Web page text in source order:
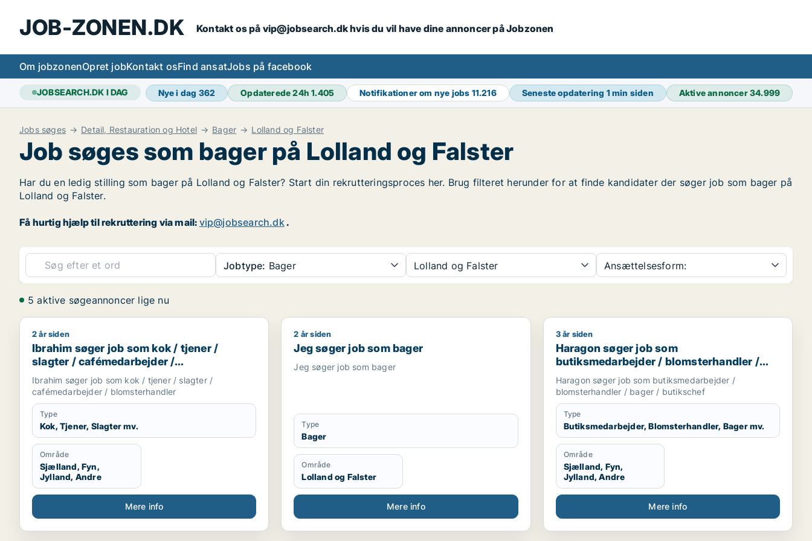
JOB-ZONEN.DK Kontakt os på vip@jobsearch.dk hvis du vil have dine annoncer på Jobzonen
Om jobzonenOpret jobKontakt osFind ansatJobs på facebook
JOBSEARCH.DK I DAG Nye i dag 362 Opdaterede 24h1.405 Notifikationer om nye jobs 11.216 Seneste opdatering 1 min siden Aktive annoncer34.999
Jobs søges Detail, Restauration og Hotel Bager Lolland og Falster
Job søges som bager på Lolland og Falster
Har du en ledig stilling som bager på Lolland og Falster? Start din rekrutteringsproces her. Brug filteret herunder for at finde kandidater der søger job som bager på
Lolland og Falster.
Få hurtig hjælp til rekruttering via mail: vip@jobsearch.dk.
Jobtype: Bager Lolland og Falster Ansættelsesform:
5 aktive søgeannoncer lige nu
Ibrahim søger job som kok / tjener / slagter / cafémedarbejder / blomsterhandler
2 år siden
Ibrahim søger job som kok / tjener /
slagter / cafémedarbejder /
blomsterhandler
Ibrahim søger job som kok / tjener / slagter /
cafémedarbejder / blomsterhandler
Type
Kok, Tjener, Slagter mv.
Område
Sjælland, Fyn,
Jylland, Andre
Mere info
Jeg søger job som bager
2 år siden
Jeg søger job som bager
Jeg søger job som bager
Type
Bager
Område
Lolland og Falster
Mere info
Haragon søger job som butiksmedarbejder /
3 år siden
Haragon søger job som
butiksmedarbejder / blomsterhandler /
bager / butikschef
Haragon søger job som butiksmedarbejder /
blomsterhandler / bager / butikschef
Type
Butiksmedarbejder, Blomsterhandler, Bager mv.
Område
Sjælland, Fyn,
Jylland, Andre
Mere info